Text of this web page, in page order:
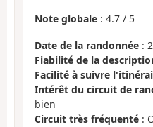
Note globale : 4.7 / 5
Date de la randonnée :
Fiabilité de la
Facilité à suivre
Intérêt du circuit de
bien
Circuit très fréquenté :